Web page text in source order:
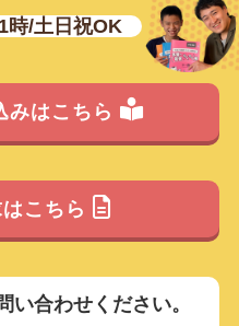
時/土日祝OK
みはこちら
こちら
い合わせください。